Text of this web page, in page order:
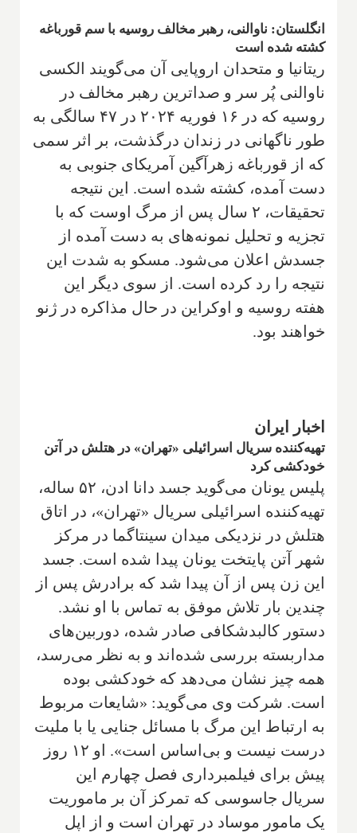
انگلستان: ناوالنی، رهبر مخالف روسیه با سم قورباغه
کشته شده است
ریتانیا و متحدان اروپایی آن می‌گویند الکسی
ناوالنی پُر سر و صداترین رهبر مخالف در
روسیه که در ۱۶ فوریه ۲۰۲۴ در ۴۷ سالگی به
طور ناگهانی در زندان درگذشت، بر اثر سمی
که از قورباغه زهرآگین آمریکای جنوبی به
دست آمده، کشته شده است. این نتیجه
تحقیقات، ۲ سال پس از مرگ اوست که با
تجزیه و تحلیل نمونه‌های به دست آمده از
جسدش اعلان می‌شود. مسکو به شدت این
نتیجه را رد کرده است. از سوی دیگر این
هفته روسیه و اوکراین در حال مذاکره در ژنو
خواهند بود.
اخبار ایران
تهیه‌کننده سریال اسرائیلی «تهران» در هتلش در آتن
خودکشی کرد
پلیس یونان می‌گوید جسد دانا ادن، ۵۲ ساله،
تهیه‌کننده اسرائیلی سریال «تهران»، در اتاق
هتلش در نزدیکی میدان سینتاگما در مرکز
شهر آتن پایتخت یونان پیدا شده است. جسد
این زن پس از آن پیدا شد که برادرش پس از
چندین بار تلاش موفق به تماس با او نشد.
دستور کالبدشکافی صادر شده، دوربین‌های
مداربسته بررسی شده‌اند و به نظر می‌رسد،
همه چیز نشان می‌دهد که خودکشی بوده
است. شرکت وی می‌گوید: «شایعات مربوط
به ارتباط این مرگ با مسائل جنایی یا با ملیت
درست نیست و بی‌اساس است». او ۱۲ روز
پیش برای فیلمبرداری فصل چهارم این
سریال جاسوسی که تمرکز آن بر ماموریت
یک مامور موساد در تهران است و از اپل